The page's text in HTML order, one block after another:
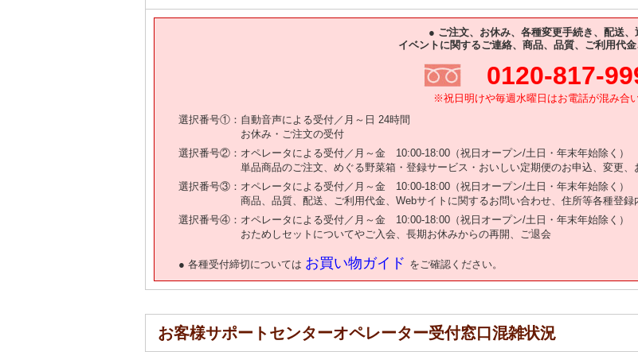
● ご注文、お休み、各種変更手続き、配送、
イベントに関するご連絡、商品、品質、ご利用代
0120-817-
※祝日明けや毎週水曜日はお電話が混み合
選択番号①：自動音声による受付／月～日 24時間
お休み・ご注文の受付
選択番号②：オペレータによる受付／月～金 10:00-18:00（祝日オープン/土日・年末年始除く）
単品商品のご注文、めぐる野菜箱・登録サービス・おいしい定期便のお申込、変更、
選択番号③：オペレータによる受付／月～金 10:00-18:00（祝日オープン/土日・年末年始除く）
商品、品質、配送、ご利用代金、Webサイトに関するお問い合わせ、住所等各種登
選択番号④：オペレータによる受付／月～金 10:00-18:00（祝日オープン/土日・年末年始除く）
おためしセットについてやご入会、長期お休みからの再開、ご退会
● 各種受付締切については お買い物ガイド をご確認ください。
お客様サポートセンターオペレーター受付窓口混雑状況